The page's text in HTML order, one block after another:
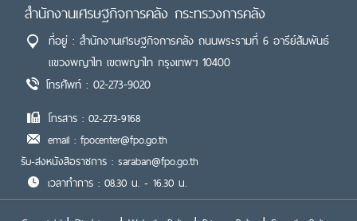
สำนักงานเศรษฐกิจการคลัง กระทรวงการคลัง
ที่อยู่ : สำนักงานเศรษฐกิจการคลัง ถนนพระรามที่ 6 อารีย์สัมพันธ์
แขวงพญาไท เขตพญาไท กรุงเทพฯ 10400
โทรศัพท์ : 02-273-9020
โทรสาร : 02-273-9168
email : fpocenter@fpo.go.th
รับ-ส่งหนังสือราชการ : saraban@fpo.go.th
เวลาทำการ : 08.30 น. - 16.30 น.